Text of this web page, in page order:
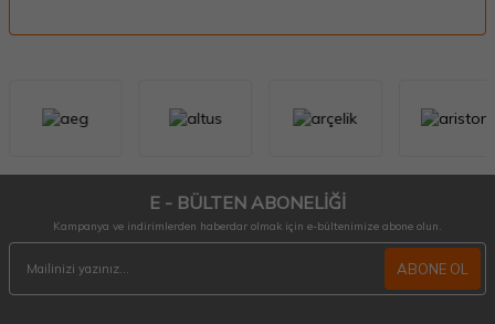
E - BÜLTEN ABONELİĞİ
Kampanya ve indirimlerden haberdar olmak için e-bültenimize abone olun.
ABONE OL